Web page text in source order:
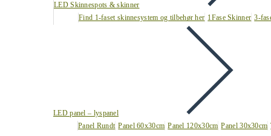
LED Skinnespots & skinner
Find 1-faset skinnesystem og tilbehør her 1Fase Skinner 3-
LED panel – lyspanel
Panel Rundt Panel 60x30cm Panel 120x30cm Panel 30x30cm